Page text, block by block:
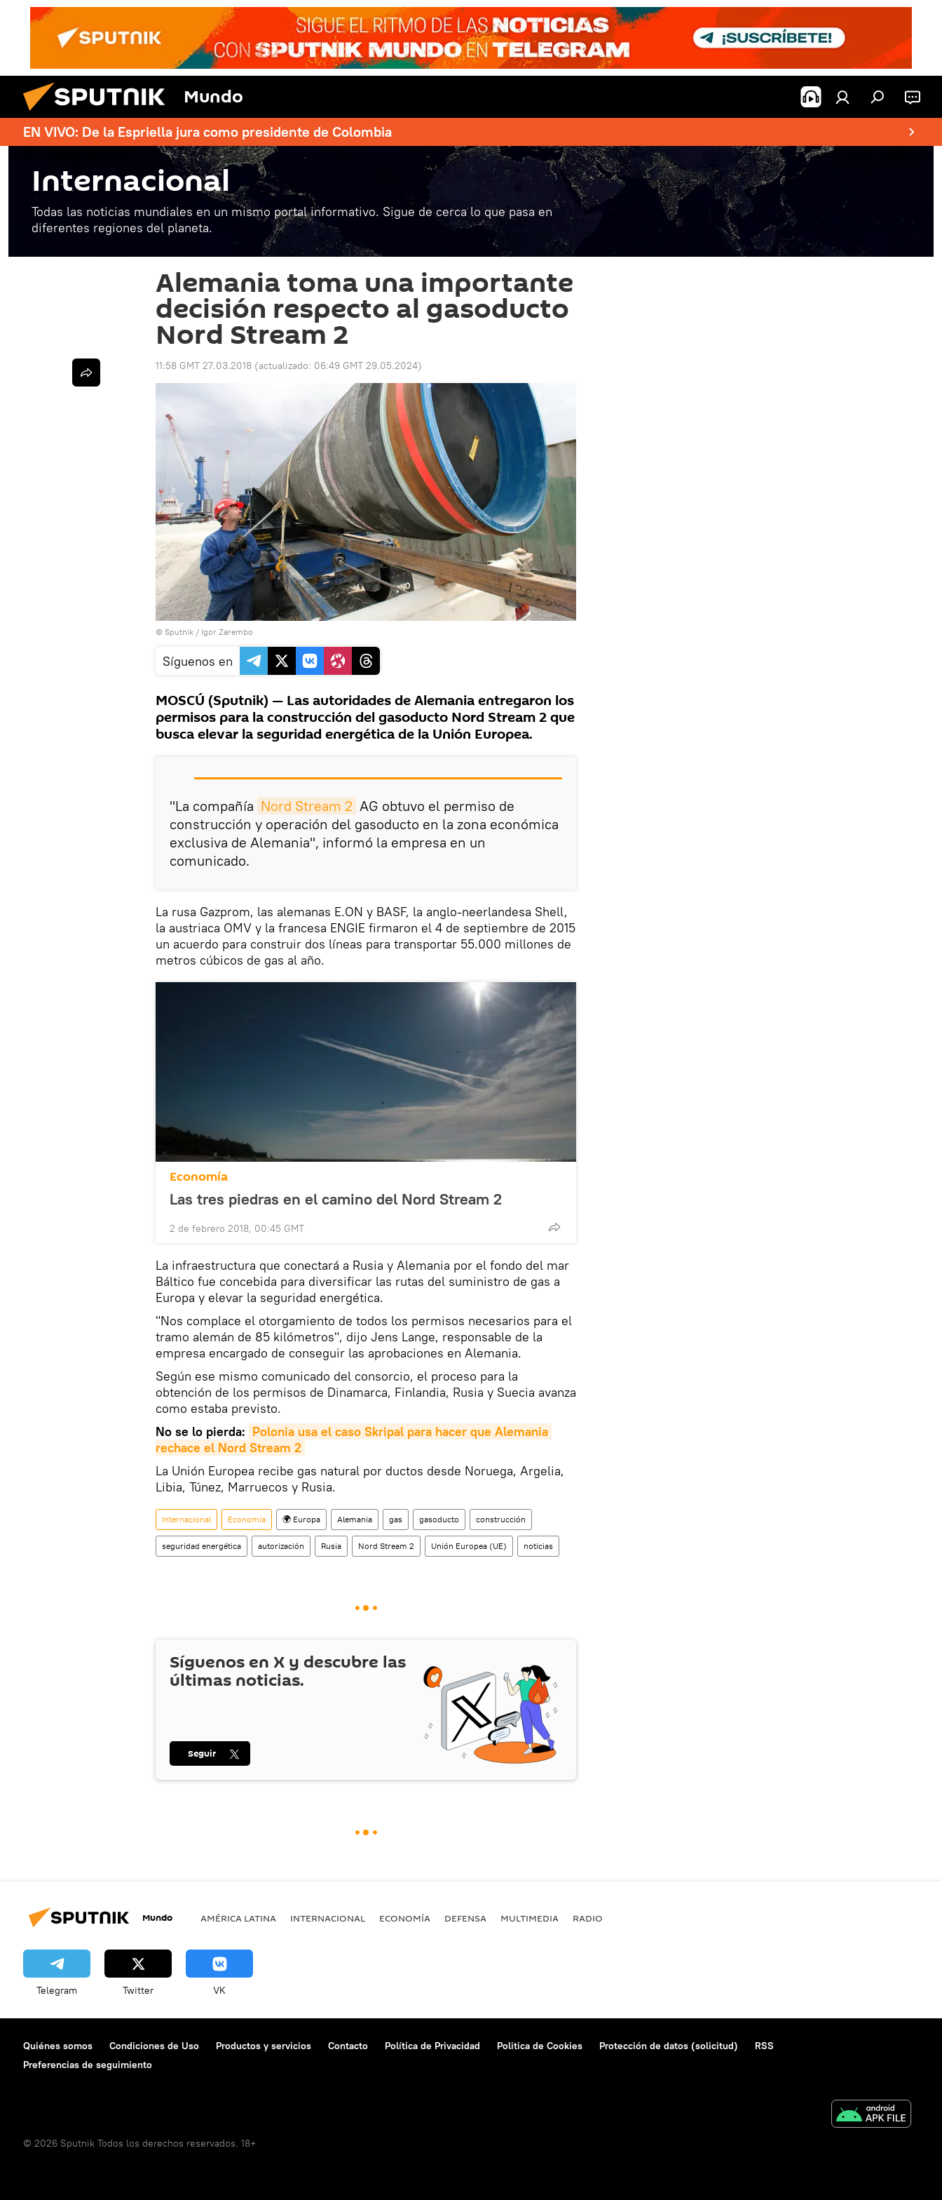
Mundo
EN VIVO: De la Espriella jura como presidente de Colombia
Internacional
Todas las noticias mundiales en un mismo portal informativo. Sigue de cerca lo que pasa en
diferentes regiones del planeta.
Alemania toma una importante
decisión respecto al gasoducto
Nord Stream 2
11:58 GMT 27.03.2018 (actualizado: 06:49 GMT 29.05.2024)
© Sputnik / Igor Zarembo
Síguenos en
MOSCÚ (Sputnik) — Las autoridades de Alemania entregaron los
permisos para la construcción del gasoducto Nord Stream 2 que
busca elevar la seguridad energética de la Unión Europea.
"La compañía Nord Stream 2 AG obtuvo el permiso de
construcción y operación del gasoducto en la zona económica
exclusiva de Alemania", informó la empresa en un
comunicado.
La rusa Gazprom, las alemanas E.ON y BASF, la anglo-neerlandesa Shell,
la austriaca OMV y la francesa ENGIE firmaron el 4 de septiembre de 2015
un acuerdo para construir dos líneas para transportar 55.000 millones de
metros cúbicos de gas al año.
Economía
Las tres piedras en el camino del Nord Stream 2
2 de febrero 2018, 00:45 GMT
La infraestructura que conectará a Rusia y Alemania por el fondo del mar
Báltico fue concebida para diversificar las rutas del suministro de gas a
Europa y elevar la seguridad energética.
"Nos complace el otorgamiento de todos los permisos necesarios para el
tramo alemán de 85 kilómetros", dijo Jens Lange, responsable de la
empresa encargado de conseguir las aprobaciones en Alemania.
Según ese mismo comunicado del consorcio, el proceso para la
obtención de los permisos de Dinamarca, Finlandia, Rusia y Suecia avanza
como estaba previsto.
No se lo pierda: Polonia usa el caso Skripal para hacer que Alemania
rechace el Nord Stream 2
La Unión Europea recibe gas natural por ductos desde Noruega, Argelia,
Libia, Túnez, Marruecos y Rusia.
Internacional Economía 🌍 Europa Alemania gas gasoducto construcción
seguridad energética autorización Rusia Nord Stream 2 Unión Europea (UE) noticias
Síguenos en X y descubre las
últimas noticias.
Seguir
Mundo AMÉRICA LATINA INTERNACIONAL ECONOMÍA DEFENSA MULTIMEDIA RADIO
Telegram Twitter VK
Quiénes somos Condiciones de Uso Productos y servicios Contacto Política de Privacidad Politica de Cookies Protección de datos (solicitud)
RSS
Preferencias de seguimiento
© 2026 Sputnik Todos los derechos reservados. 18+